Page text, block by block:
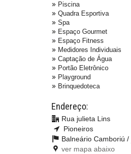
Piscina
Quadra Esportiva
Spa
Espaço Gourmet
Espaço Fitness
Medidores Individuais
Captação de Água
Portão Eletrônico
Playground
Brinquedoteca
Endereço:
Rua julieta Lins
Pioneiros
Balneário Camboriú /
ver mapa abaixo